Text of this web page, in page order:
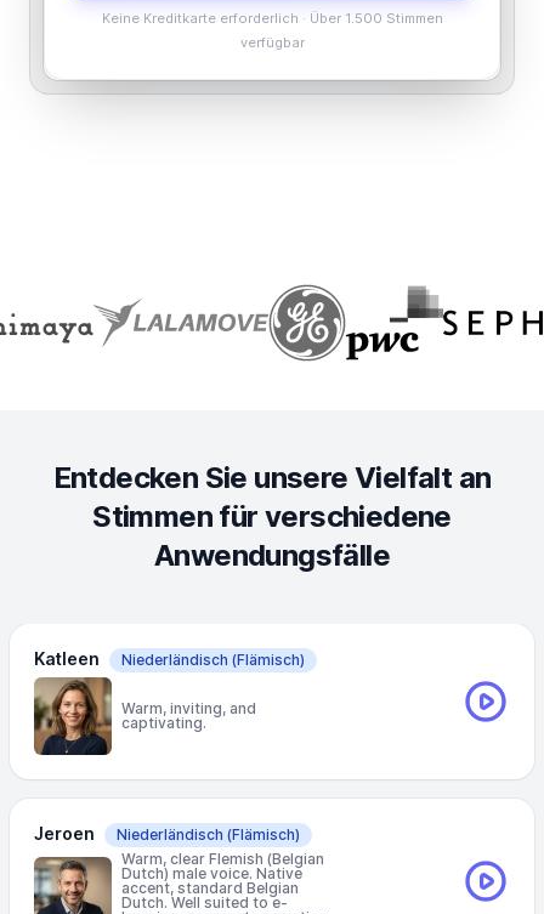
Keine Kreditkarte erforderlich · Über 1.500 Stimmen
verfügbar
Entdecken Sie unsere Vielfalt an
Stimmen für verschiedene
Anwendungsfälle
Katleen Niederländisch (Flämisch)
Warm, inviting, and
captivating.
Jeroen Niederländisch (Flämisch)
Warm, clear Flemish (Belgian
Dutch) male voice. Native
accent, standard Belgian
Dutch. Well suited to e-